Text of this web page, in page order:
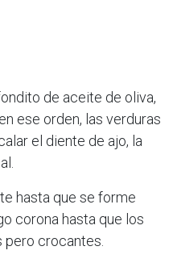
de aceite de oliva,
ese orden, las verduras
el diente de ajo, la
hasta que se forme
corona hasta que los
crocantes.